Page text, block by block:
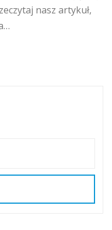
nasz artykuł,